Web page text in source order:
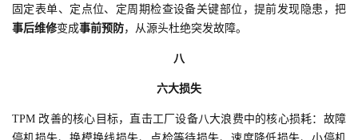
固定表单、定点位、定周期检查设备关键部位，提前发现隐患，把
事后维修变成事前预防，从源头杜绝突发故障。
八
六大损失
TPM 改善的核心目标，直击工厂设备八大浪费中的核心损耗：故障